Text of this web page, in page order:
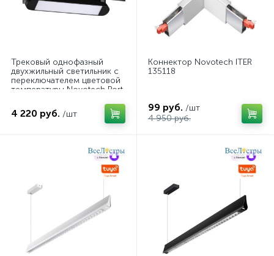
Трековый однофазный
двухжильный светильник с
переключателем цветовой
температуры Novotech Port
4 220 руб. /шт
Коннектор Novotech ITER
135118
99 руб. /шт
4 950 руб.